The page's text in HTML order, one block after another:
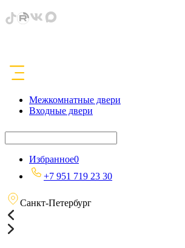
Межкомнатные двери
Входные двери
Избранное0
+7 951 719 23 30
Санкт-Петербург